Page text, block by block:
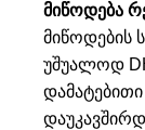
მიწოდება
მიწოდების
უშუალოდ